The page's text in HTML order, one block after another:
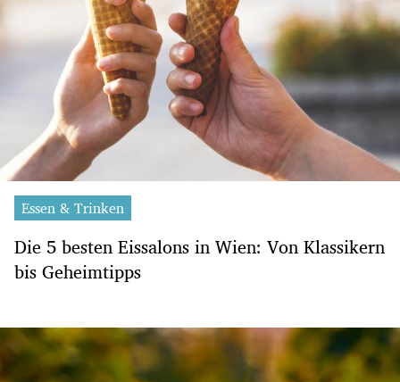
Essen & Trinken
Die 5 besten Eissalons in Wien: Von Klassikern
bis Geheimtipps